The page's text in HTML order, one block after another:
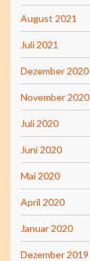
August 2021
Juli 2021
Dezember 2020
November 2020
Juli 2020
Juni 2020
Mai 2020
April 2020
Januar 2020
Dezember 2019